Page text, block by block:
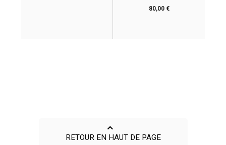
Prix
80,00 €
RETOUR EN HAUT DE PAGE